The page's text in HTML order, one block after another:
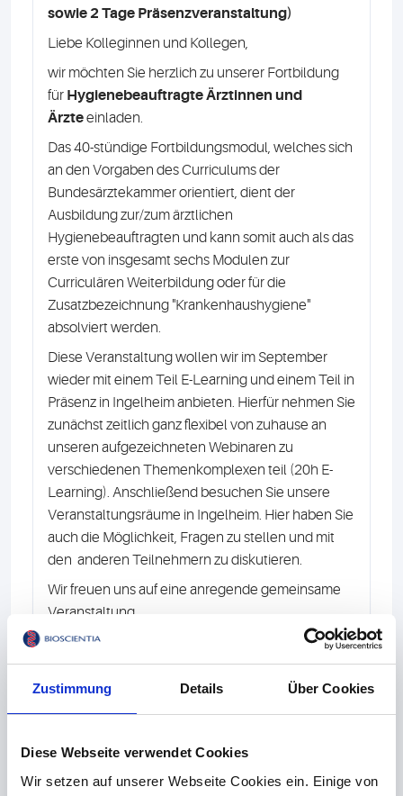
Zustimmung Details Über Cookies
Diese Webseite verwendet Cookies
Wir setzen auf unserer Webseite Cookies ein. Einige von
sowie 2 Tage Präsenzveranstaltung)
Liebe Kolleginnen und Kollegen,
wir möchten Sie herzlich zu unserer Fortbildung
für Hygienebeauftragte Ärztinnen und
Ärzteeinladen.
Das 40-stündige Fortbildungsmodul, welches sich
an den Vorgaben des Curriculums der
Bundesärztekammer orientiert, dient der
Ausbildung zur/zum ärztlichen
Hygienebeauftragten und kann somit auch als das
erste von insgesamt sechs Modulen zur
Curriculären Weiterbildung oder für die
Zusatzbezeichnung "Krankenhaushygiene"
absolviert werden.
Diese Veranstaltung wollen wir im September
wieder mit einem Teil E-Learning und einem Teil in
Präsenz in Ingelheim anbieten. Hierfür nehmen Sie
zunächst zeitlich ganz flexibel von zuhause an
unseren aufgezeichneten Webinaren zu
verschiedenen Themenkomplexen teil (20h E-
Learning). Anschließend besuchen Sie unsere
Veranstaltungsräume in Ingelheim. Hier haben Sie
auch die Möglichkeit, Fragen zu stellen und mit
den anderen Teilnehmern zu diskutieren.
Wir freuen uns auf eine anregende gemeinsame
Veranstaltung.
Ihr Zentrum für Hygiene und Infektionsprävention,
Bioscientia
Dr. med. Georg-Christian Zinn